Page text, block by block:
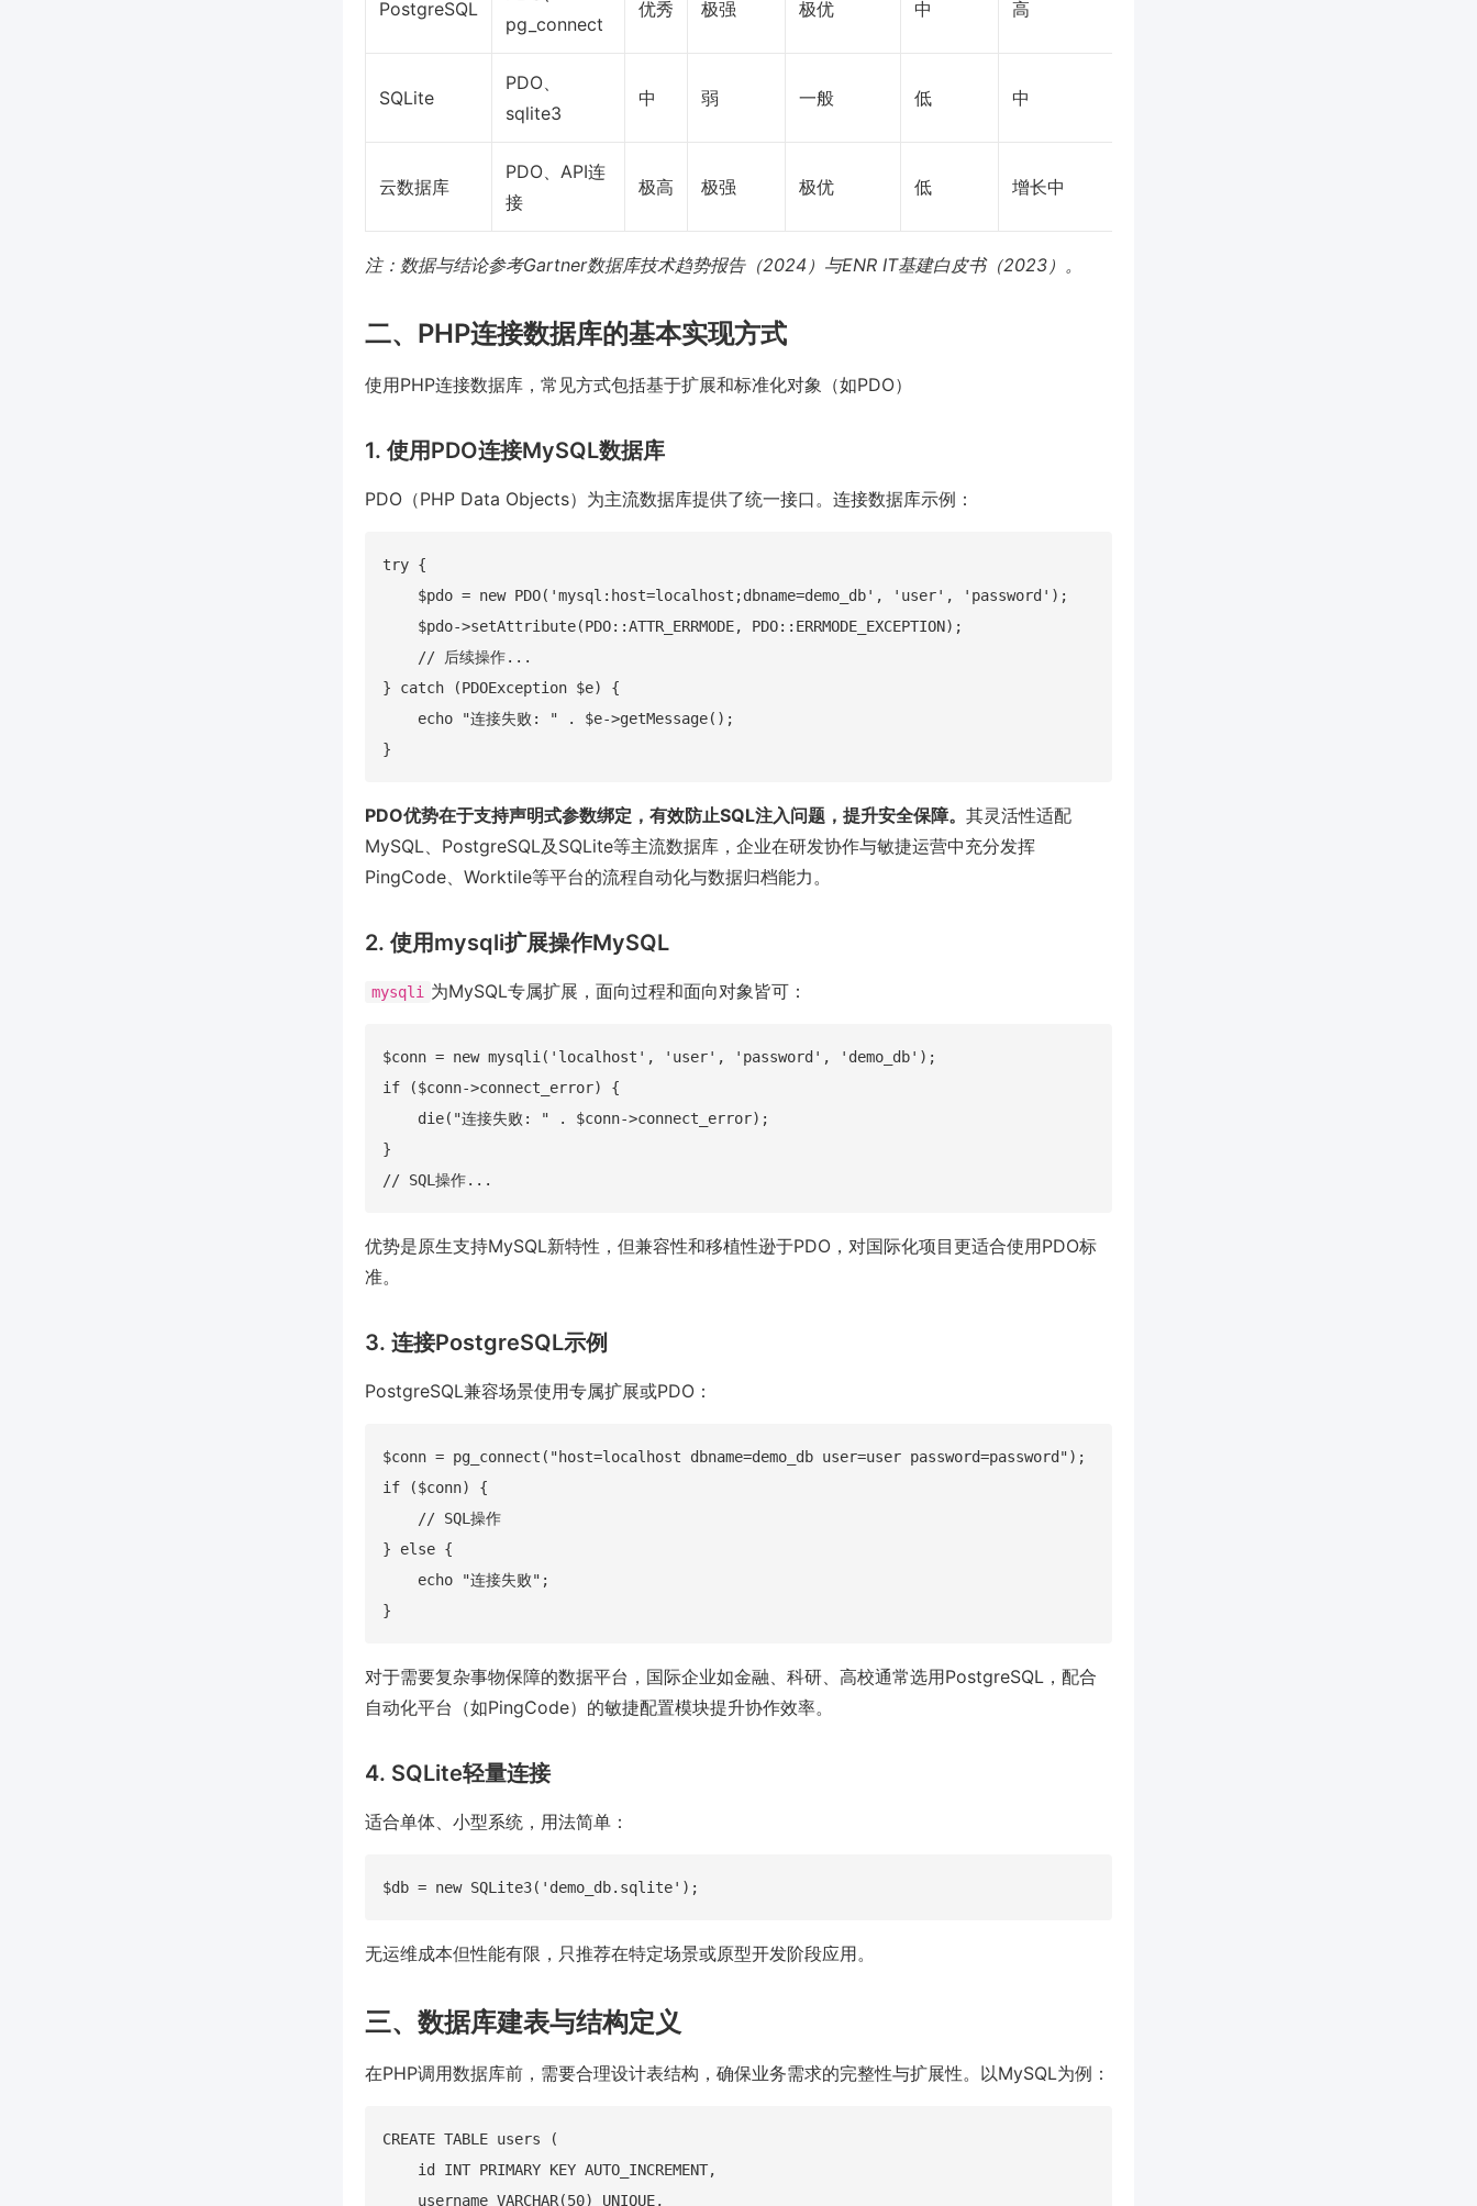
PostgreSQL
pg_connect
优秀 极强 极优 中 高
SQLite
PDO、
sqlite3
中 弱 一般 低 中
云数据库
PDO、API连
接
极高 极强 极优 低 增长中
注：数据与结论参考Gartner数据库技术趋势报告（2024）与ENR IT基建白皮书（2023）。
二、PHP连接数据库的基本实现方式
使用PHP连接数据库，常见方式包括基于扩展和标准化对象（如PDO）
1. 使用PDO连接MySQL数据库
PDO（PHP Data Objects）为主流数据库提供了统一接口。连接数据库示例：
try {
    $pdo = new PDO('mysql:host=localhost;dbname=demo_db', 'user', 'password');
    $pdo->setAttribute(PDO::ATTR_ERRMODE, PDO::ERRMODE_EXCEPTION);
    // 后续操作...
} catch (PDOException $e) {
    echo "连接失败: " . $e->getMessage();
PDO优势在于支持声明式参数绑定，有效防止SQL注入问题，提升安全保障。 其灵活性适配
MySQL、PostgreSQL及SQLite等主流数据库，企业在研发协作与敏捷运营中充分发挥
PingCode、Worktile等平台的流程自动化与数据归档能力。
2. 使用mysqli扩展操作MySQL
mysqli 为MySQL专属扩展，面向过程和面向对象皆可：
$conn = new mysqli('localhost', 'user', 'password', 'demo_db');
if ($conn->connect_error) {
    die("连接失败: " . $conn->connect_error);
}
优势是原生支持MySQL新特性，但兼容性和移植性逊于PDO，对国际化项目更适合使用PDO标
准。
3. 连接PostgreSQL示例
PostgreSQL兼容场景使用专属扩展或PDO：
$conn = pg_connect("host=localhost dbname=demo_db user=user password=password");
if ($conn) {
    // SQL操作
} else {
    echo "连接失败";
对于需要复杂事物保障的数据平台，国际企业如金融、科研、高校通常选用PostgreSQL，配合
自动化平台（如PingCode）的敏捷配置模块提升协作效率。
4. SQLite轻量连接
适合单体、小型系统，用法简单：
无运维成本但性能有限，只推荐在特定场景或原型开发阶段应用。
三、数据库建表与结构定义
在PHP调用数据库前，需要合理设计表结构，确保业务需求的完整性与扩展性。以MySQL为例：
CREATE TABLE users (
    id INT PRIMARY KEY AUTO_INCREMENT,
    username VARCHAR(50) UNIQUE,